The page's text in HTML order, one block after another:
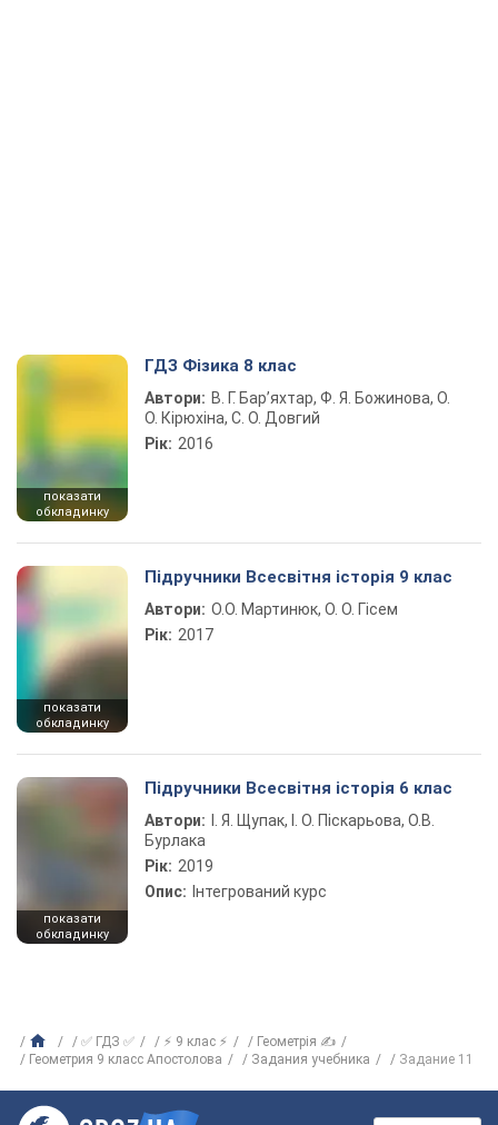
показати
обкладинку
ГДЗ Фізика 8 клас
Автори: В. Г. Бар’яхтар, Ф. Я. Божинова, О.
О. Кірюхіна, С. О. Довгий
Рік: 2016
показати
обкладинку
Підручники Всесвітня історія 9 клас
Автори: О.О. Мартинюк, О. О. Гісем
Рік: 2017
показати
обкладинку
Підручники Всесвітня історія 6 клас
Автори:
І. Я. Щупак, І. О. Піскарьова, О.В.
Бурлака
Рік: 2019
Опис: Інтегрований курс
✅ ГДЗ ✅ ⚡ 9 клас ⚡
Геометрія ✍
Геометрия 9 класс Апостолова
Задания учебника Задание 11